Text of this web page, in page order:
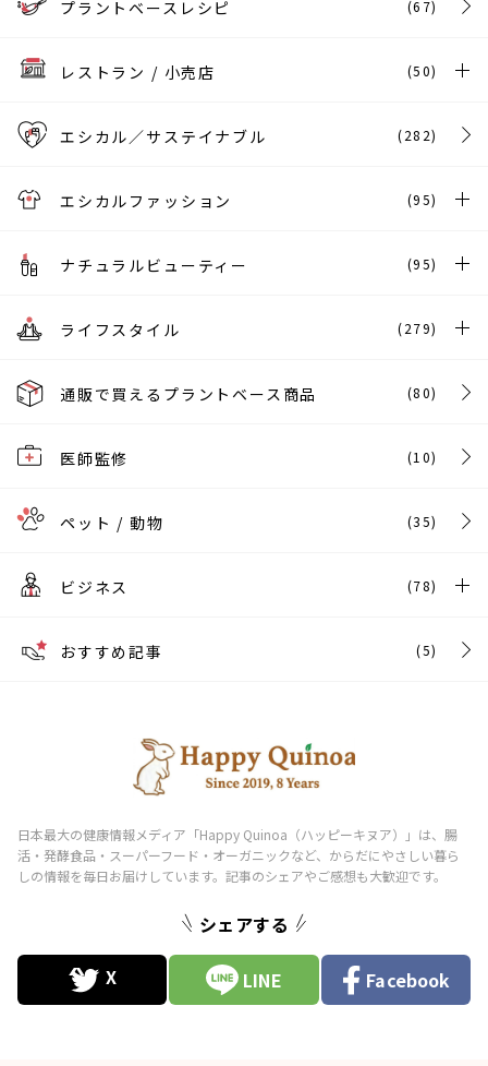
プラントベースレシピ (67)
レストラン / 小売店 (50)
エシカル／サステイナブル (282)
エシカルファッション (95)
ナチュラルビューティー (95)
ライフスタイル (279)
通販で買えるプラントベース商品 (80)
医師監修 (10)
ペット / 動物 (35)
ビジネス (78)
おすすめ記事 (5)
シェアする
LINE Facebook